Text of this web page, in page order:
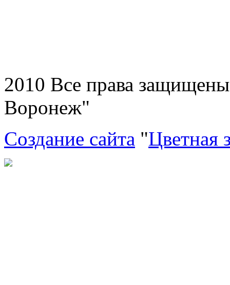
2010 Все права
Воронеж"
Создание сайта "Цветная